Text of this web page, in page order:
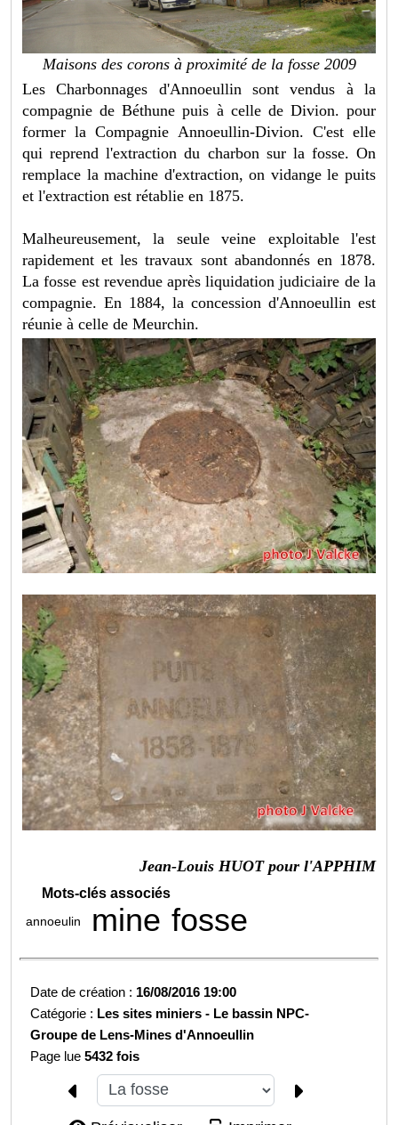
Maisons des corons à proximité de la fosse 2009
Les Charbonnages d'Annoeullin sont vendus à la
compagnie de Béthune puis à celle de Divion. pour
former la Compagnie Annoeullin-Divion. C'est elle
qui reprend l'extraction du charbon sur la fosse. On
remplace la machine d'extraction, on vidange le puits
et l'extraction est rétablie en 1875.
Malheureusement, la seule veine exploitable l'est
rapidement et les travaux sont abandonnés en 1878.
La fosse est revendue après liquidation judiciaire de la
compagnie. En 1884, la concession d'Annoeullin est
réunie à celle de Meurchin.
Jean-Louis HUOT pour l'APPHIM
Mots-clés associés
annoeulin mine fosse
Date de création : 16/08/2016 19:00
Catégorie : Les sites miniers - Le bassin NPC-
Groupe de Lens-Mines d'Annoeullin
Page lue5432 fois